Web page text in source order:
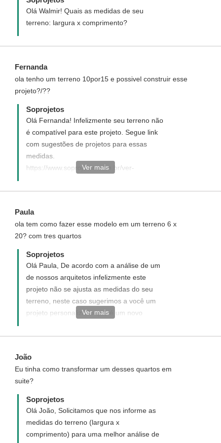
Olá Walmir! Quais as medidas de seu
terreno: largura x comprimento?
Fernanda
ola tenho um terreno 10por15 e possivel construir esse
projeto?/??
Soprojetos
Olá Fernanda! Infelizmente seu terreno não
é compatível para este projeto. Segue link
com sugestões de projetos para essas
medidas.
https://www.soprojetos.com.br/ver-
Ver mais
Paula
ola tem como fazer esse modelo em um terreno 6 x
20? com tres quartos
Soprojetos
Olá Paula, De acordo com a análise de um
de nossos arquitetos infelizmente este
projeto não se ajusta as medidas do seu
terreno, neste caso sugerimos a você um
projeto personalizado que é um novo
com as medidas do seu terreno,
detalhes como funciona, quais os custos e
como adquirir este projeto personalizado.
Disponha para quaisquer dúvida.
Ver mais
João
Eu tinha como transformar um desses quartos em
suite?
Soprojetos
Olá João, Solicitamos que nos informe as
medidas do terreno (largura x
comprimento) para uma melhor análise de